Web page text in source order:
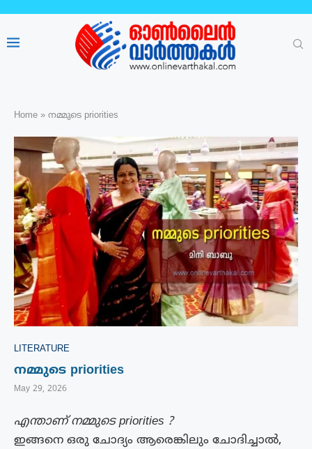
Home » നമ്മുടെ priorities
LITERATURE
നമ്മുടെ priorities
May 29, 2026
എന്താണ് നമ്മുടെ priorities ?
ഇങ്ങനെ ഒരു ചോദ്യം ആരെങ്കിലും ചോദിച്ചാൽ,